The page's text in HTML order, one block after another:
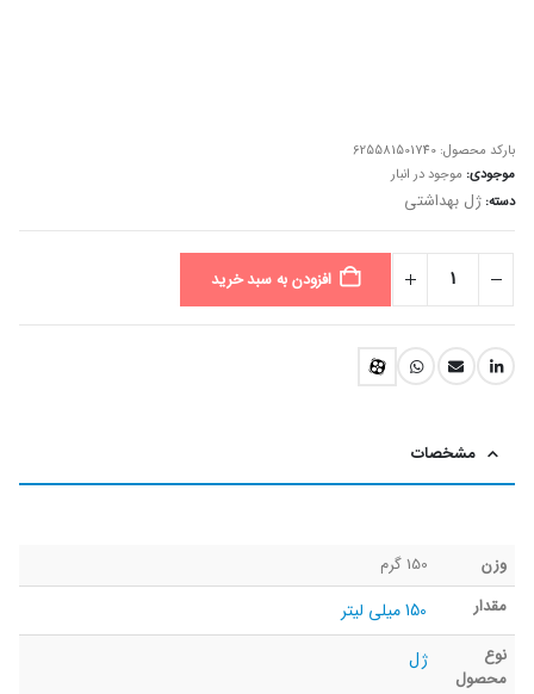
بارکد محصول: 625581501740
موجودی: موجود در انبار
دسته: ژل بهداشتی
افزودن به سبد خرید
مشخصات
وزن
150 گرم
مقدار
150 میلی لیتر
نوع
محصول
ژل